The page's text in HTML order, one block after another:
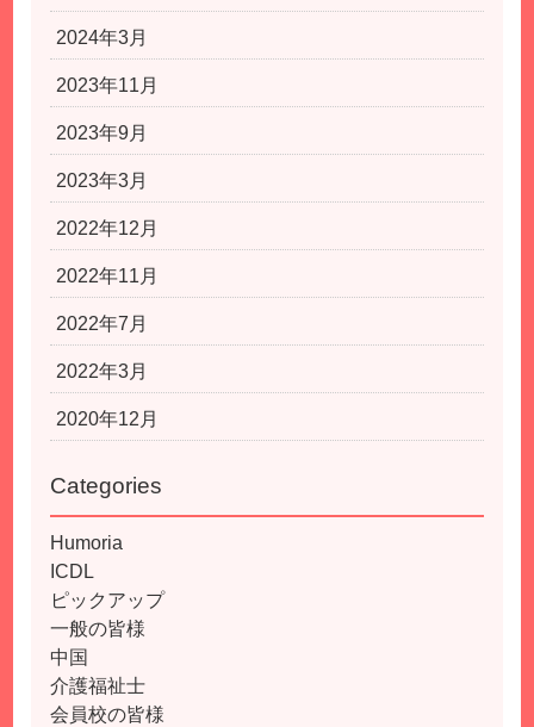
2024年3月
2023年11月
2023年9月
2023年3月
2022年12月
2022年11月
2022年7月
2022年3月
2020年12月
Categories
Humoria
ICDL
ピックアップ
一般の皆様
中国
介護福祉士
会員校の皆様